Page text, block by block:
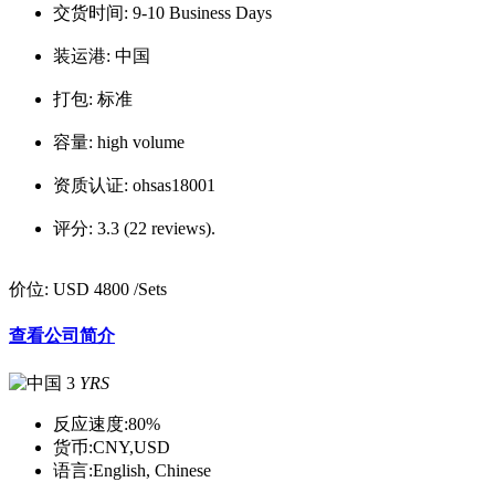
交货时间: 9-10 Business Days
装运港: 中国
打包: 标准
容量: high volume
资质认证: ohsas18001
评分: 3.3 (22 reviews).
价位: USD 4800 /Sets
查看公司简介
3 YRS
反应速度:80%
货币:CNY,USD
语言:English, Chinese